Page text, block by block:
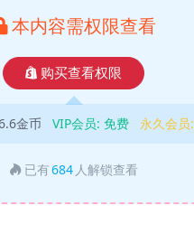
本内容需权限查看
购买查看权限
金币 VIP会员: 免费 永久会员:
已有684 人解锁查看